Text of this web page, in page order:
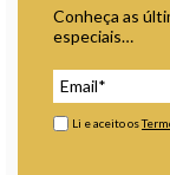
Conheça as
especiais…
Li e aceito os